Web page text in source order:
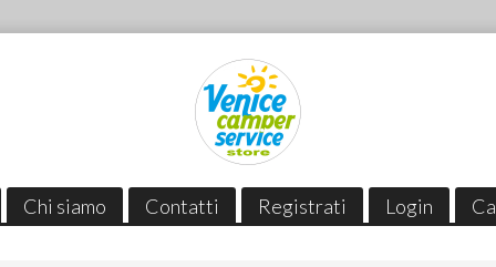
Chi siamo Contatti Registrati Login